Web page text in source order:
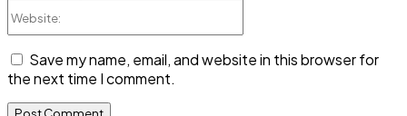
Save my name, email, and website in this browser for
the next time I comment.